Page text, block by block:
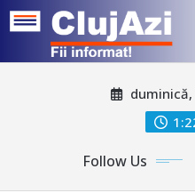
Follow Us